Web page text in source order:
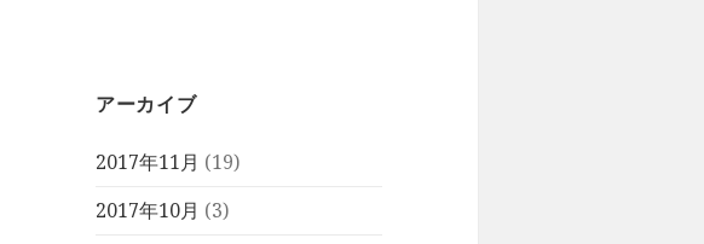
アーカイブ
2017年11月 (19)
2017年10月 (3)